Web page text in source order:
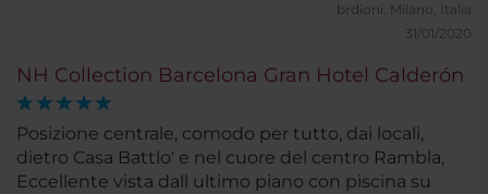
NH Collection Barcelona Gran Hotel Calderón
Posizione centrale, comodo per tutto, dai locali,
dietro Casa Battlo' e nel cuore del centro Rambla,
Eccellente vista dall ultimo piano con piscina su
brdioni. Milano, Italia
31/01/2020